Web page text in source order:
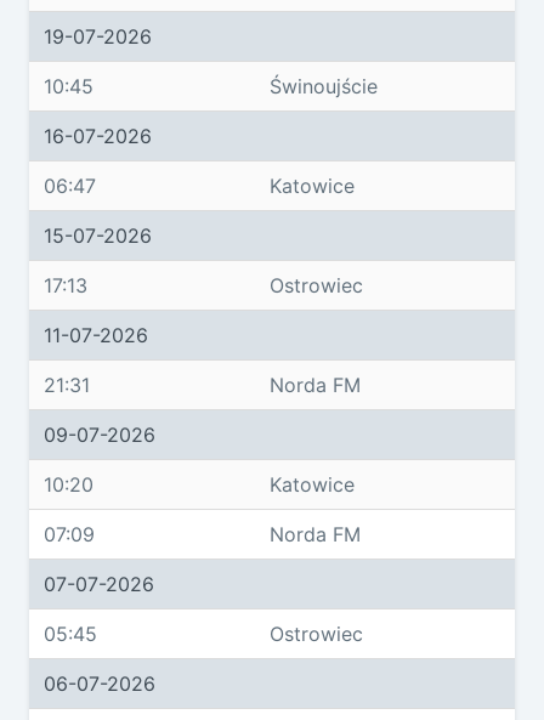
19-07-2026
10:45 Świnoujście
16-07-2026
06:47 Katowice
15-07-2026
17:13 Ostrowiec
11-07-2026
21:31 Norda FM
09-07-2026
10:20 Katowice
07:09 Norda FM
07-07-2026
05:45 Ostrowiec
06-07-2026